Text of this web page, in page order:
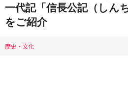
一代記「信長公記（しん
をご紹介
歴史・文化